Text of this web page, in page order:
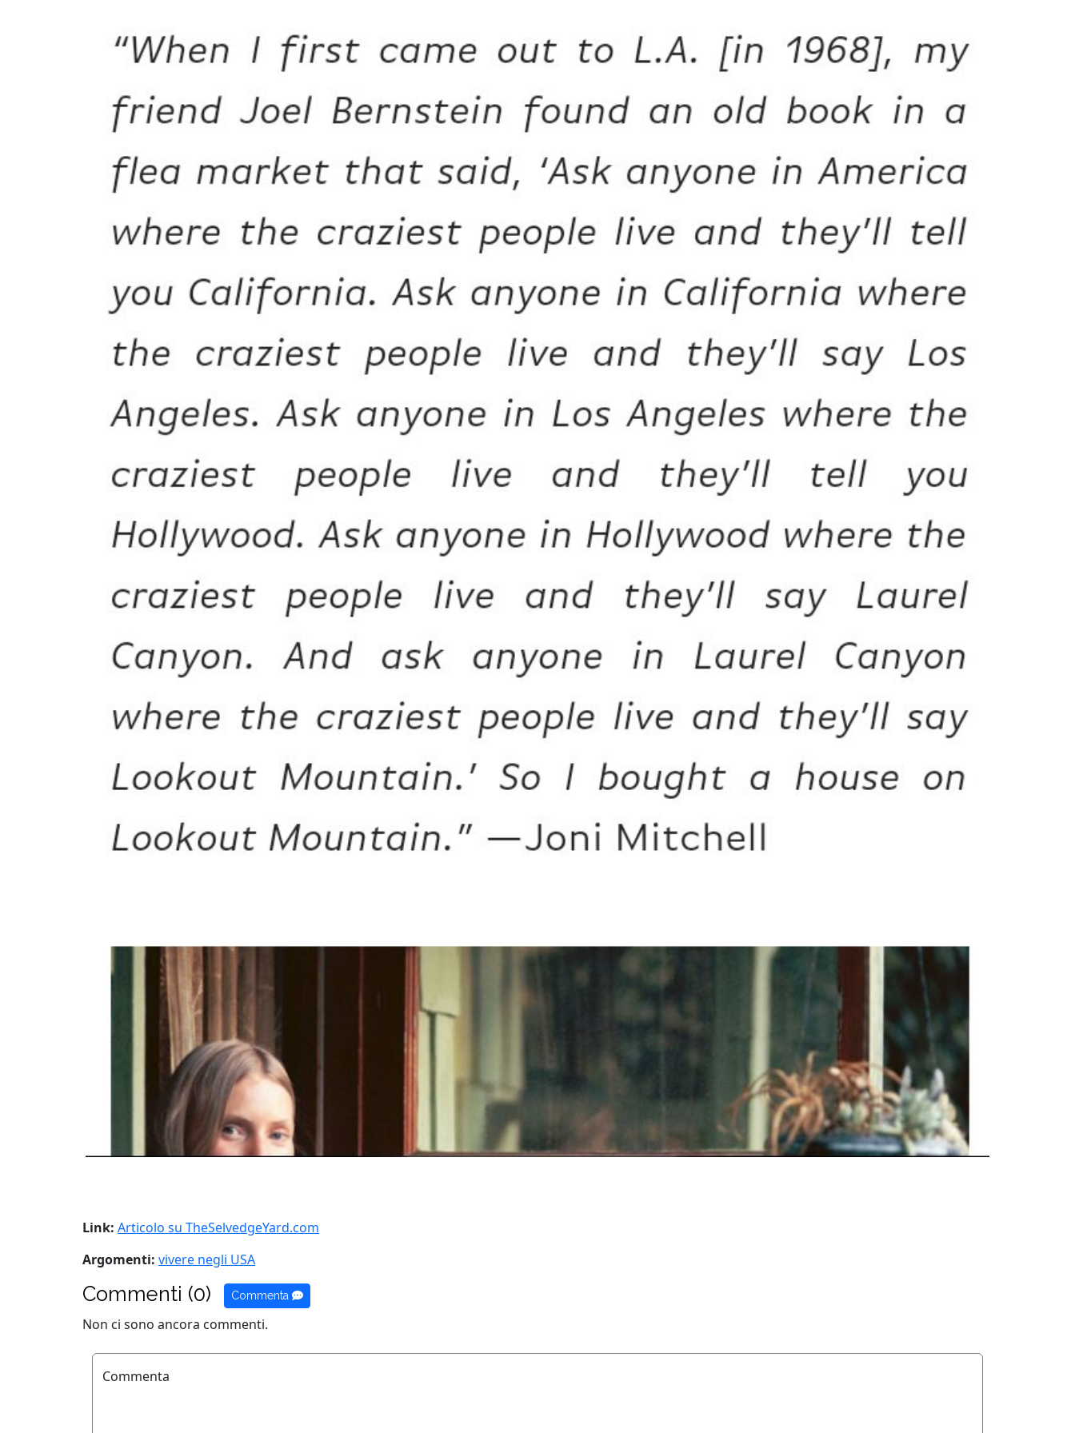
Link: Articolo su TheSelvedgeYard.com
Argomenti: vivere negli USA
Commenti (0) Commenta
Non ci sono ancora commenti.
Commenta